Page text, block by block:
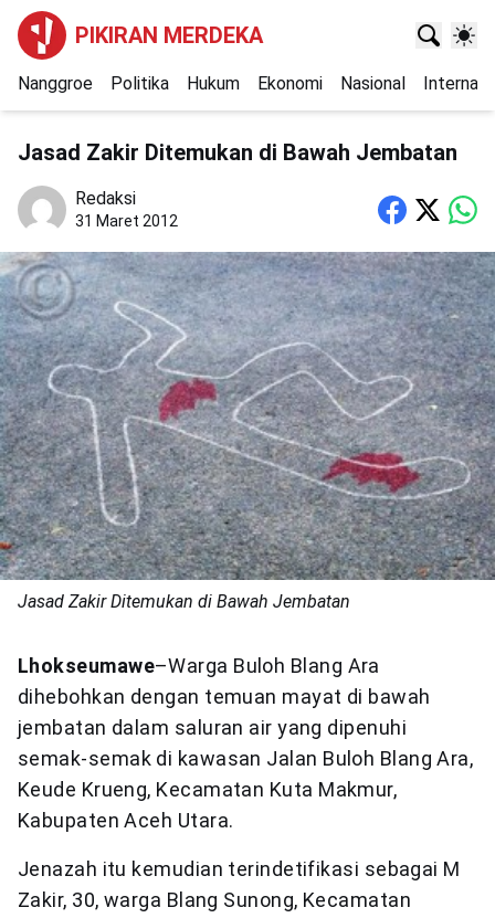
PIKIRAN MERDEKA
Nanggroe Politika Hukum Ekonomi Nasional
Jasad Zakir Ditemukan di Bawah Jembatan
Redaksi
31 Maret 2012
Jasad Zakir Ditemukan di Bawah Jembatan
Lhokseumawe–Warga Buloh Blang Ara
dihebohkan dengan temuan mayat di bawah
jembatan dalam saluran air yang dipenuhi
semak-semak di kawasan Jalan Buloh Blang Ara,
Keude Krueng, Kecamatan Kuta Makmur,
Kabupaten Aceh Utara.
Jenazah itu kemudian terindetifikasi sebagai M
Zakir, 30, warga Blang Sunong, Kecamatan